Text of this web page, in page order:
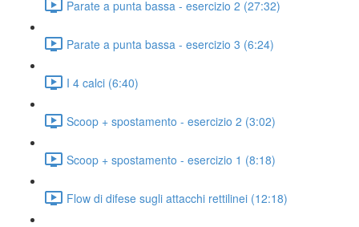
Parate a punta bassa - esercizio 2 (27:32)
Parate a punta bassa - esercizio 3 (6:24)
I 4 calci (6:40)
Scoop + spostamento - esercizio 2 (3:02)
Scoop + spostamento - esercizio 1 (8:18)
Flow di difese sugli attacchi rettilinei (12:18)